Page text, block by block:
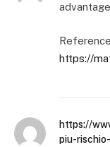
https://
https://
piu-